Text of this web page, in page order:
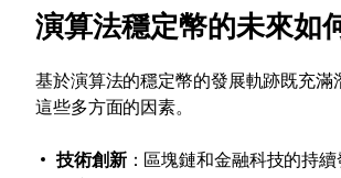
演算法穩定幣的未來如
基於演算法的穩定幣的發展軌跡既充
這些多方面的因素。
技術創新：區塊鏈和金融科技的持